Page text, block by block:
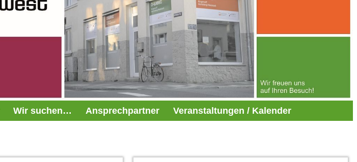
Wir suchen… Ansprechpartner Veranstaltungen / Kalender